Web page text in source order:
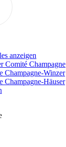
anzeigen
Comité Champagne
Champagne-Winzer
Champagne-Häuser